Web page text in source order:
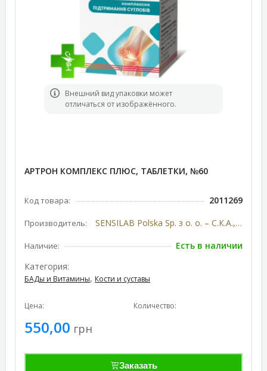
Bнешний вид упаковки может
отличаться от изображённого.
АРТРОН КОМПЛЕКС ПЛЮС, ТАБЛЕТКИ, №60
Код товара: 2011269
Производитель: SENSILAB Polska Sp. з о. о. – С.К.А., Польша
Наличие:
Есть в наличии
Категория:
БАДы и Витамины, Кости и суставы
Цена:
550,00 грн
Количество:
Заказать